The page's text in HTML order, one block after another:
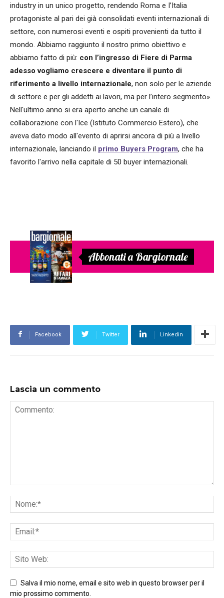
industry in un unico progetto, rendendo Roma e I’Italia
protagoniste al pari dei già consolidati eventi internazionali di
settore, con numerosi eventi e ospiti provenienti da tutto il
mondo. Abbiamo raggiunto il nostro primo obiettivo e
abbiamo fatto di più: con l’ingresso di Fiere di Parma
adesso vogliamo crescere e diventare il punto di
riferimento a livello internazionale, non solo per le aziende
di settore e per gli addetti ai lavori, ma per l’intero segmento».
Nell'ultimo anno si era aperto anche un canale di
collaborazione con l'Ice (Istituto Commercio Estero), che
aveva dato modo all'evento di aprirsi ancora di più a livello
internazionale, lanciando il primo Buyers Program, che ha
favorito l'arrivo nella capitale di 50 buyer internazionali.
Abbonati a Bargiornale
Facebook Twitter Linkedin
Lascia un commento
Salva il mio nome, email e sito web in questo browser per il
mio prossimo commento.